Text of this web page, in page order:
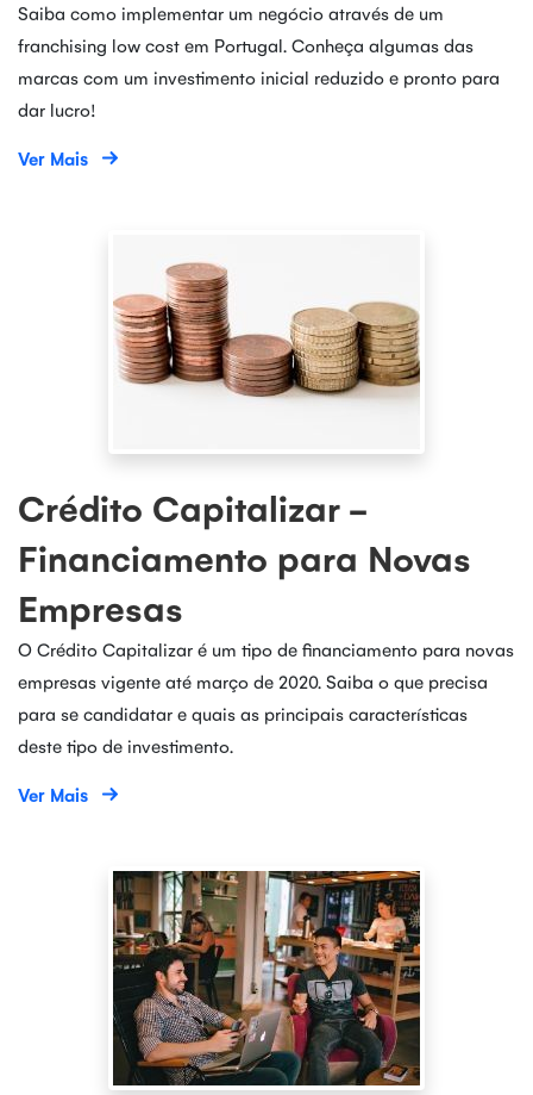
Saiba como implementar um negócio através de um
franchising low cost em Portugal. Conheça algumas das
marcas com um investimento inicial reduzido e pronto para
dar lucro!
Ver Mais
Crédito Capitalizar -
Financiamento para Novas
Empresas
O Crédito Capitalizar é um tipo de financiamento para novas
empresas vigente até março de 2020. Saiba o que precisa
para se candidatar e quais as principais características
deste tipo de investimento.
Ver Mais